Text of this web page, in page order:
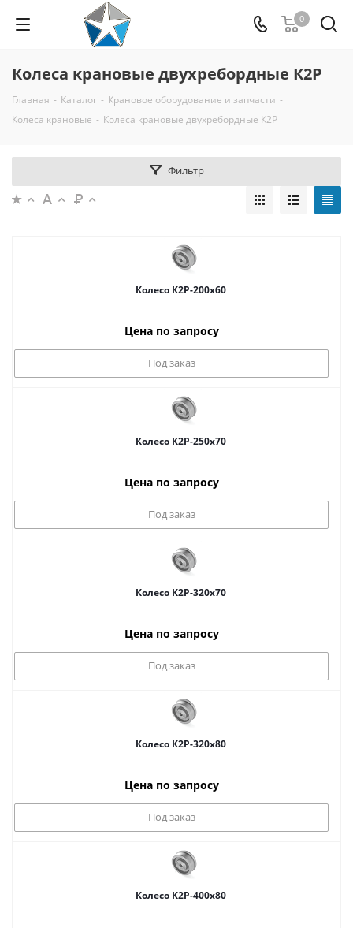
0
Колеса крановые двухребордные К2Р
Главная - Каталог - Крановое оборудование и запчасти -
Колеса крановые - Колеса крановые двухребордные К2Р
Фильтр
Колесо К2Р-200x60
Цена по запросу
Под заказ
Колесо К2Р-250x70
Цена по запросу
Под заказ
Колесо К2Р-320x70
Цена по запросу
Под заказ
Колесо К2Р-320x80
Цена по запросу
Под заказ
Колесо К2Р-400x80